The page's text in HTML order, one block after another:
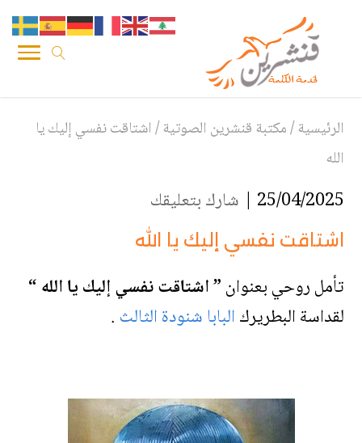
الرئيسية/مكتبة قنشرين الصوتية/اشتاقت نفسي إليك يا
الله
25/04/2025 | شارك بتعليقك
اشتاقت نفسي إليك يا الله
تأمل روحي بعنوان” اشتاقت نفسي إليك يا الله “
لقداسة البطريركالبابا شنودة الثالث .